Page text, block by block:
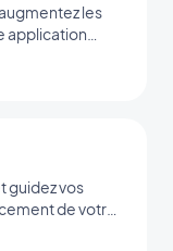
les
application
guidez vos
de votre